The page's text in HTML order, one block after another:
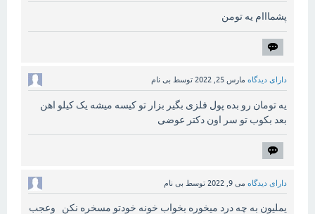
پشمااام یه تومن
دارای دیدگاه مارس 25, 2022 توسط بی نام
یه تومان رو بده پول فلزی بگیر بزار تو کیسه میشه یک کیلو اهن
بعد بکوب تو سر اون دکتر عوضی
دارای دیدگاه می 9, 2022 توسط بی نام
یملیون به چه درد میخوره بخواب خونه خودتو مسخره نکن وعجب